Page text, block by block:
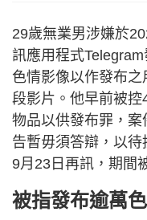
29歲無業男涉嫌於
訊應用程式
色情影像以作發布
段影片。他早前被
物品以供發布罪，
告暫毋須答辯，以
9月23日再訊，期間
被指發布逾萬